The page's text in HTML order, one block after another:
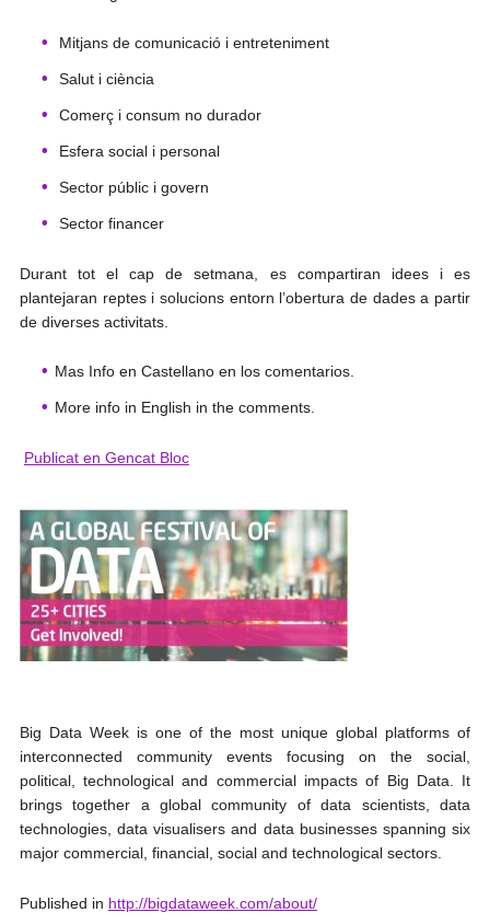
Mitjans de comunicació i entreteniment
Salut i ciència
Comerç i consum no durador
Esfera social i personal
Sector públic i govern
Sector financer
Durant tot el cap de setmana, es compartiran idees i es
plantejaran reptes i solucions entorn l’obertura de dades a partir
de diverses activitats.
Mas Info en Castellano en los comentarios.
More info in English in the comments.
Publicat en Gencat Bloc
Big Data Week is one of the most unique global platforms of
interconnected community events focusing on the social,
political, technological and commercial impacts of Big Data. It
brings together a global community of data scientists, data
technologies, data visualisers and data businesses spanning six
major commercial, financial, social and technological sectors.
Published in http://bigdataweek.com/about/